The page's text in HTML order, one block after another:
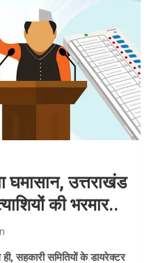
घमासान, उत्तराखंड
की भरमार..
सहकारी समितियों के डायरेक्टर